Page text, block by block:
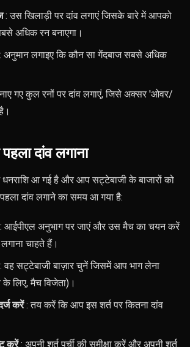
: उस खिलाड़ी पर दांव लगाएं जिसके बारे में आपको
अधिक रन बनाएगा।
अनुमान लगाइए कि कौन सा गेंदबाज सबसे अधिक
गए कुल रनों पर दांव लगाएं, जिसे अक्सर 'ओवर/
दांव लगाना
आ गई है और आप सट्टेबाजी के बाजारों को
दांव लगाने का समय आ गया है:
आईपीएल अनुभाग पर जाएं और उस मैच का चयन करें
चाहते हैं।
वह सट्टेबाजी बाज़ार चुनें जिसमें आप भाग लेना
के लिए, मैच विजेता)।
करें: तय करें कि आप इस शर्त पर कितना दांव
करें: अपनी शर्त पर्ची की समीक्षा करें और अपनी शर्त